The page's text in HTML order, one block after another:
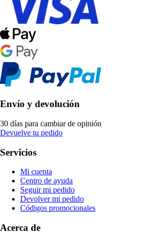
Envío y devolución
30 días para cambiar de opinión
Devuelve tu pedido
Servicios
Mi cuenta
Centro de ayuda
Seguir mi pedido
Devolver mi pedido
Códigos promocionales
Acerca de